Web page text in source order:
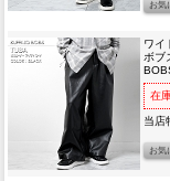
ワイ
ボブ
在
当店